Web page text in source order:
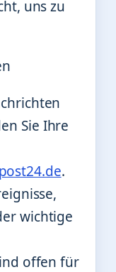
uns zu
Sie Ihre
.
wichtige
offen für